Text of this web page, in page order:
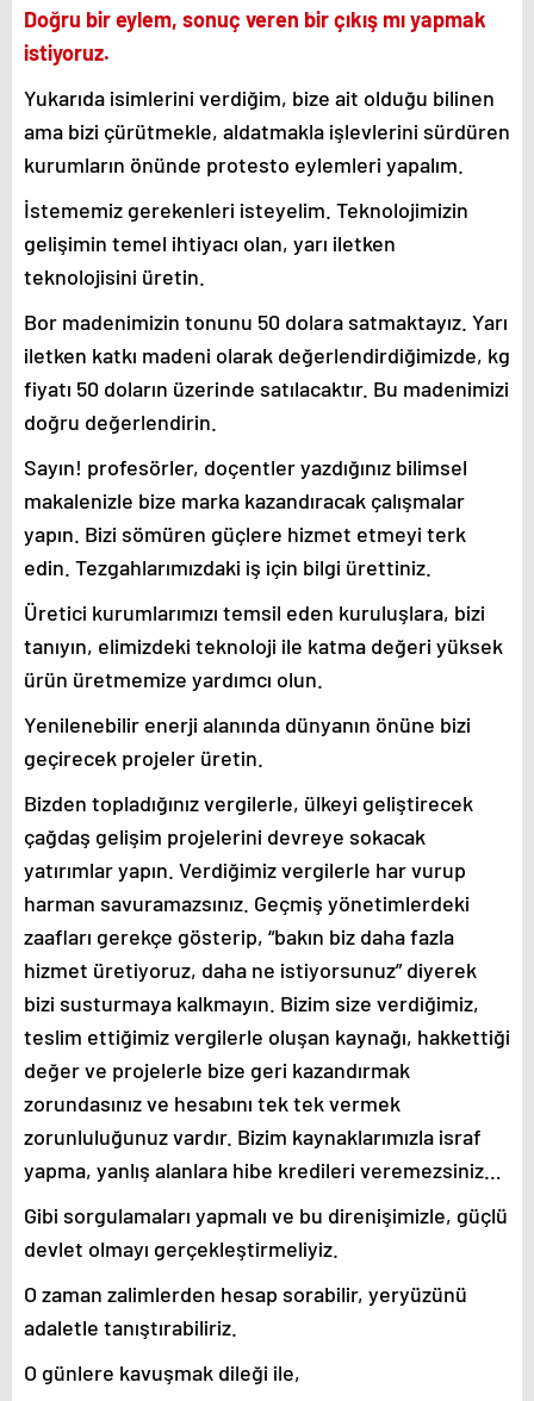
Doğru bir eylem, sonuç veren bir çıkış mı yapmak
istiyoruz.
Yukarıda isimlerini verdiğim, bize ait olduğu bilinen
ama bizi çürütmekle, aldatmakla işlevlerini sürdüren
kurumların önünde protesto eylemleri yapalım.
İstememiz gerekenleri isteyelim. Teknolojimizin
gelişimin temel ihtiyacı olan, yarı iletken
teknolojisini üretin.
Bor madenimizin tonunu 50 dolara satmaktayız. Yarı
iletken katkı madeni olarak değerlendirdiğimizde, kg
fiyatı 50 doların üzerinde satılacaktır. Bu madenimizi
doğru değerlendirin.
Sayın! profesörler, doçentler yazdığınız bilimsel
makalenizle bize marka kazandıracak çalışmalar
yapın. Bizi sömüren güçlere hizmet etmeyi terk
edin. Tezgahlarımızdaki iş için bilgi ürettiniz.
Üretici kurumlarımızı temsil eden kuruluşlara, bizi
tanıyın, elimizdeki teknoloji ile katma değeri yüksek
ürün üretmemize yardımcı olun.
Yenilenebilir enerji alanında dünyanın önüne bizi
geçirecek projeler üretin.
Bizden topladığınız vergilerle, ülkeyi geliştirecek
çağdaş gelişim projelerini devreye sokacak
yatırımlar yapın. Verdiğimiz vergilerle har vurup
harman savuramazsınız. Geçmiş yönetimlerdeki
zaafları gerekçe gösterip, “bakın biz daha fazla
hizmet üretiyoruz, daha ne istiyorsunuz” diyerek
bizi susturmaya kalkmayın. Bizim size verdiğimiz,
teslim ettiğimiz vergilerle oluşan kaynağı, hakkettiği
değer ve projelerle bize geri kazandırmak
zorundasınız ve hesabını tek tek vermek
zorunluluğunuz vardır. Bizim kaynaklarımızla israf
yapma, yanlış alanlara hibe kredileri veremezsiniz…
Gibi sorgulamaları yapmalı ve bu direnişimizle, güçlü
devlet olmayı gerçekleştirmeliyiz.
O zaman zalimlerden hesap sorabilir, yeryüzünü
adaletle tanıştırabiliriz.
O günlere kavuşmak dileği ile,